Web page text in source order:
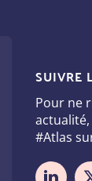
SUIVRE
Pour ne
#Atlas